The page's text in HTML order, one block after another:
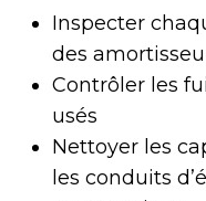
Inspecter
des
Contrôler les
usés
Nettoyer les
les conduits